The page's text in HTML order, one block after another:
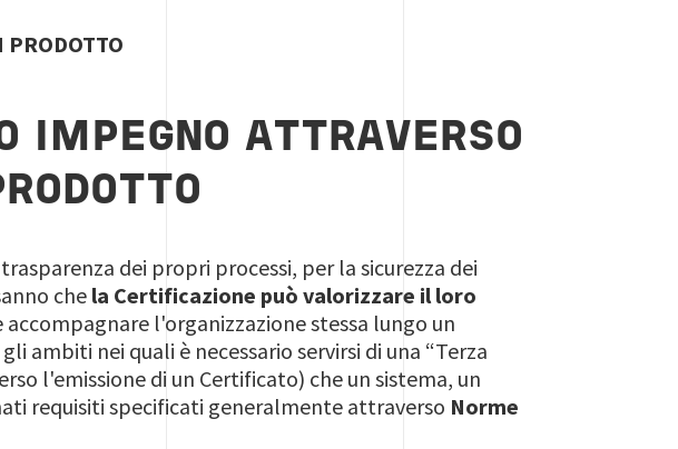
PRODOTTO
IMPEGNO ATTRAVERSO
dei propri processi, per la sicurezza dei
che la Certificazione può valorizzare il loro
accompagnare l'organizzazione stessa lungo un
ambiti nei quali è necessario servirsi di una “Terza
l'emissione di un Certificato) che un sistema, un
requisiti specificati generalmente attraverso Norme